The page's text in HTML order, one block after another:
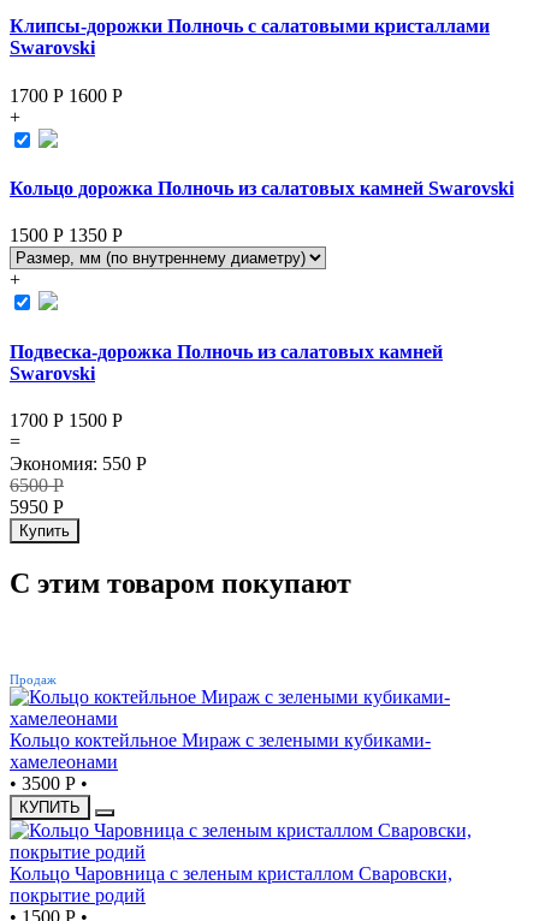
Клипсы-дорожки Полночь с салатовыми кристаллами
Swarovski
1700 Р 1600 Р
+
Кольцо дорожка Полночь из салатовых камней Swarovski
1500 Р 1350 Р
+
Подвеска-дорожка Полночь из салатовых камней
Swarovski
1700 Р 1500 Р
=
Экономия: 550 Р
6500Р
5950 Р
Купить
С этим товаром покупают
Продаж
Кольцо коктейльное Мираж с зелеными кубиками-
хамелеонами
• 3500 Р •
КУПИТЬ
Кольцо Чаровница с зеленым кристаллом Сваровски,
покрытие родий
• 1500 Р •